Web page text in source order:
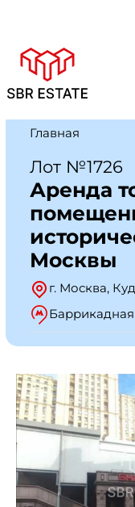
Главная
Лот №1726
Аренда
Москвы
г. Москва,
Баррикадная